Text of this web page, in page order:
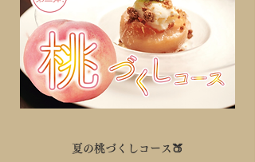
夏の桃づくしコース 🍑